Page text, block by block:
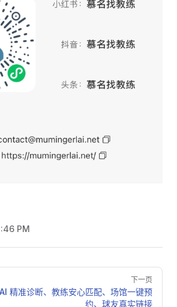
PM
下一页
精准诊断、教练安心匹配、场馆一键预
约、球友真实链接